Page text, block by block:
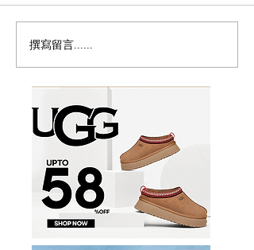
历史新低！Samsonite 新
秀丽 Winfield 2 全PC
20+28寸 黑色拉杆行李箱2
件套1.7折
撰寫留言......